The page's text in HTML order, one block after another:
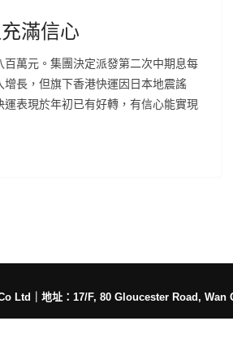
滿信心
萬元。集團決定派發第二次中期息每
長，但旗下香港快運因日本地震謠
表現於年初已有好轉，有信心能實現
Ltd 地址：17/F, 80 Gloucester Road, Wan